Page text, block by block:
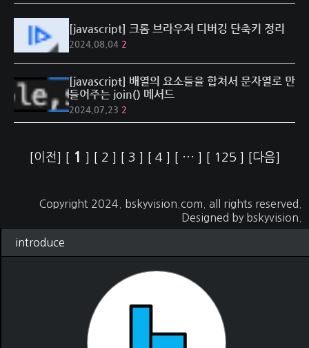
[javascript] 크롬 브라우저 디버깅 단축키 정리
2024.08.04 2
[javascript] 배열의 요소들을 합쳐서 문자열로 만
들어주는 join() 메서드
2024.07.23 2
[이전] [ 1 ] [ 2 ] [ 3 ] [ 4 ] [ ··· ] [ 125 ] [다음]
Copyright 2024. bskyvision.com . all rights reserved.
Designed by bskyvision.
introduce